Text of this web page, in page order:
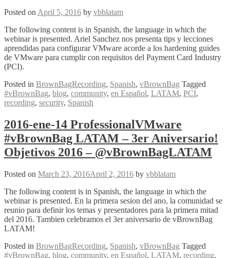
Posted onApril 5, 2016 by vbblatam
The following content is in Spanish, the language in which the
webinar is presented. Ariel Sanchez nos presenta tips y lecciones
aprendidas para configurar VMware acorde a los hardening guides
de VMware para cumplir con requisitos del Payment Card Industry
(PCI).
Posted in BrownBagRecording, Spanish, vBrownBag Tagged
#vBrownBag, blog, community, en Español, LATAM, PCI,
recording, security, Spanish
2016-ene-14 ProfessionalVMware
#vBrownBag LATAM – 3er Aniversario!
Objetivos 2016 – @vBrownBagLATAM
Posted on March 23, 2016April 2, 2016 by vbblatam
The following content is in Spanish, the language in which the
webinar is presented. En la primera sesion del ano, la comunidad se
reunio para definir los temas y presentadores para la primera mitad
del 2016. Tambien celebramos el 3er aniversario de vBrownBag
LATAM!
Posted in BrownBagRecording, Spanish, vBrownBag Tagged
#vBrownBag, blog, community, en Español, LATAM, recording,